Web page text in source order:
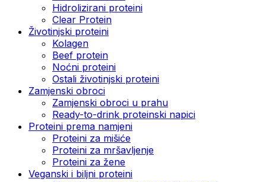
Hidrolizirani proteini
Clear Protein
Životinjski proteini
Kolagen
Beef protein
Noćni proteini
Ostali životinjski proteini
Zamjenski obroci
Zamjenski obroci u prahu
Ready-to-drink proteinski napici
Proteini prema namjeni
Proteini za mišiće
Proteini za mršavljenje
Proteini za žene
Veganski i biljni proteini